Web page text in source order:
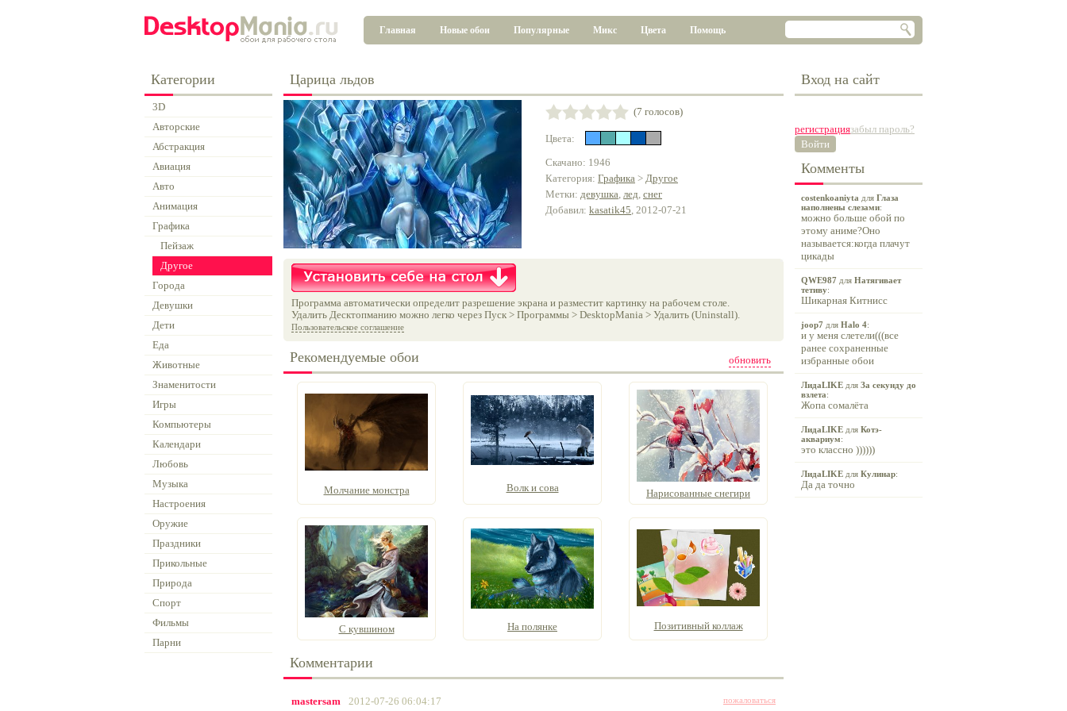
Главная Новые обои Популярные Микс Цвета Помощь
Категории
3D
Авторские
Абстракция
Авиация
Авто
Анимация
Графика
Пейзаж
Другое
Города
Девушки
Дети
Еда
Животные
Знаменитости
Игры
Компьютеры
Календари
Любовь
Музыка
Настроения
Оружие
Праздники
Прикольные
Природа
Спорт
Фильмы
Парни
Царица льдов
(7 голосов)
Цвета:
Скачано: 1946
Категория: Графика > Другое
Метки: девушка, лед, снег
Добавил: kasatik45, 2012-07-21
Программа автоматически определит разрешение экрана и разместит картинку на рабочем столе.
Удалить Десктопманию можно легко через Пуск > Программы > DesktopMania > Удалить (Uninstall).
Пользовательское соглашение
обновить
Рекомендуемые обои
Молчание монстра Волк и сова Нарисованные снегири
С кувшином На полянке Позитивный коллаж
Комментарии
mastersam пожаловаться
2012-07-26 06:04:17
Вход на сайт
регистрациязабыл пароль?
Войти
Комменты
costenkoaniyta для Глаза
наполнены слезами:
можно больше обой по
этому аниме?Оно
называется:когда плачут
цикады
QWE987 для Натягивает
тетиву:
Шикарная Китнисс
joop7 для Halo 4:
и у меня слетели(((все
ранее сохраненные
избранные обои
ЛидаLIKE для За секунду до
взлета:
Жопа сомалёта
ЛидаLIKE для Котэ-
аквариум:
это классно ))))))
ЛидаLIKE для Кулинар:
Да да точно